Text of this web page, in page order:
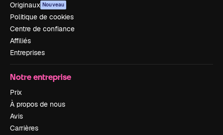
Originaux Nouveau
Politique de cookies
Centre de confiance
Affiliés
Entreprises
Notre entreprise
Prix
À propos de nous
Avis
Carrières